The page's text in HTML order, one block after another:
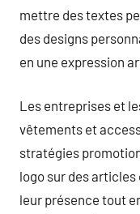
mettre des textes
des designs
en une expression
Les entreprises et
vêtements et
stratégies
logo sur des
leur présence tout